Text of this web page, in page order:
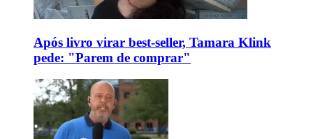
Após livro virar best-seller, Tamara Klink
pede: "Parem de comprar"